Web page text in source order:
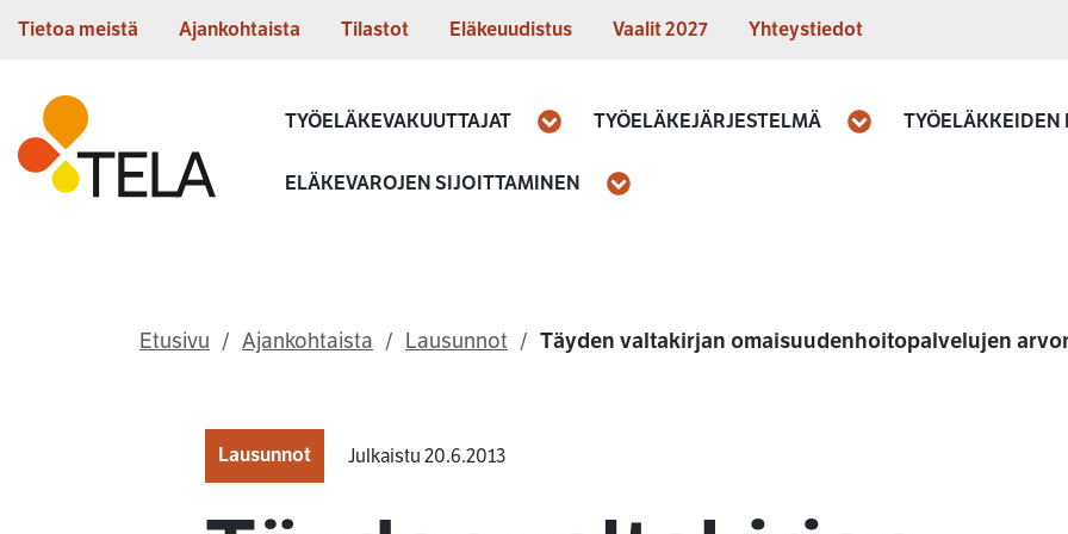
Siirry sisältöön
Tietoa meistä Ajankohtaista Tilastot Eläkeuudistus Vaalit 2027 Yhteystiedot
Etusivu
TYÖELÄKEVAKUUTTAJAT Avaa TYÖELÄKEJÄRJESTELMÄ Avaa TYÖELÄKKEIDEN
ELÄKEVAROJEN SIJOITTAMINEN Avaa
Etusivu Ajankohtaista Lausunnot Täyden valtakirjan omaisuudenhoitopalvelujen
Lausunnot Julkaistu 20.6.2013